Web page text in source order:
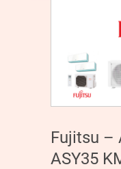
Fujitsu –
ASY35